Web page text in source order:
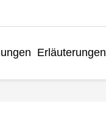
Erläuterungen